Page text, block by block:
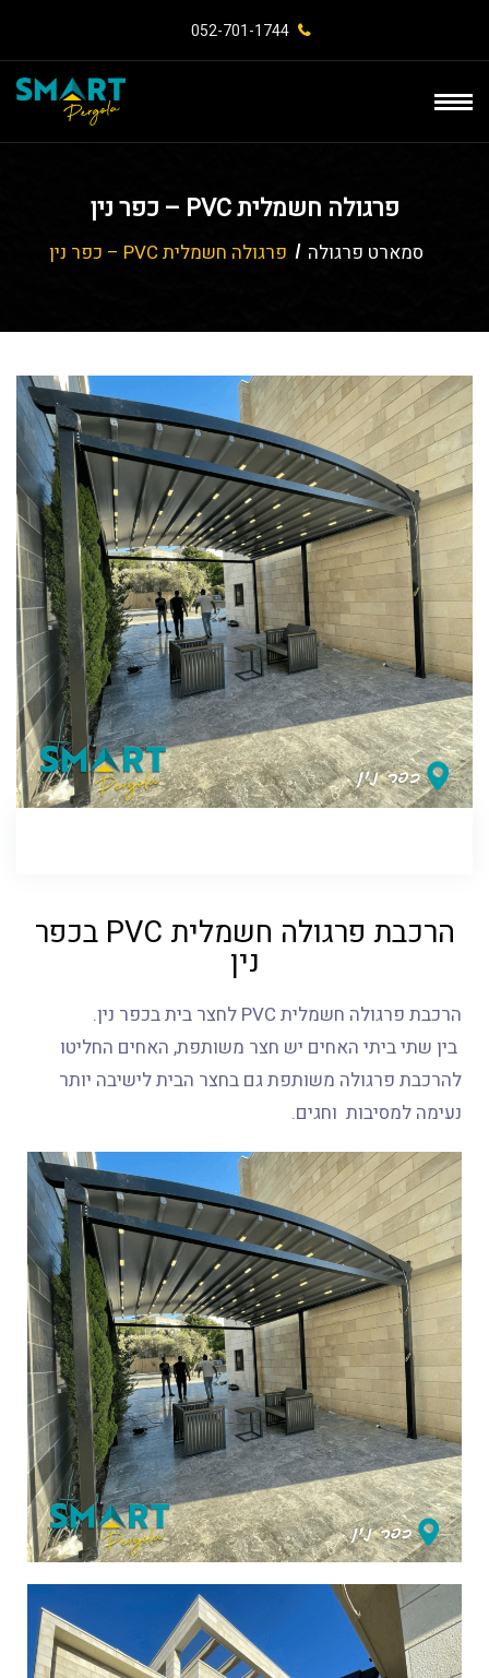
052-701-1744⁩
פרגולה חשמלית PVC – כפר נין
סמארט פרגולה פרגולה חשמלית PVC – כפר נין
הרכבת פרגולה חשמלית PVC בכפר
נין
הרכבת פרגולה חשמלית PVC לחצר בית בכפר נין.
בין שתי ביתי האחים יש חצר משותפת, האחים החליטו
להרכבת פרגולה משותפת גם בחצר הבית לישיבה יותר
נעימה למסיבות וחגים.